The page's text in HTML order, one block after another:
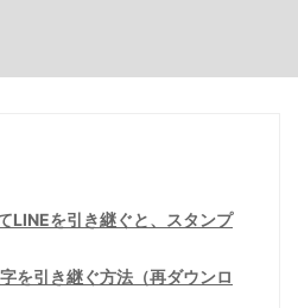
LINEを引き継ぐと、スタンプ
を引き継ぐ方法（再ダウンロ